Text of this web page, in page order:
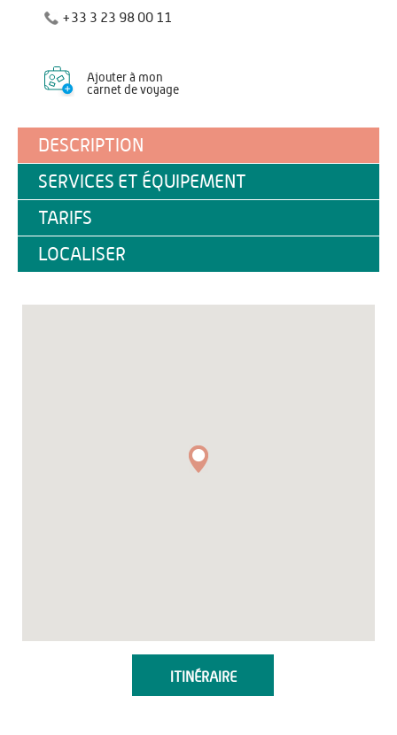
+33 3 23 98 00 11
Ajouter à mon
carnet de voyage
DESCRIPTION
SERVICES ET ÉQUIPEMENT
TARIFS
LOCALISER
ITINÉRAIRE